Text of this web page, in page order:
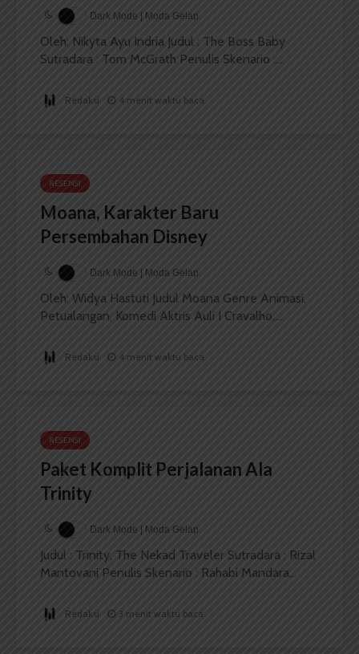
Dark Mode | Moda Gelap
Oleh: Nikyta Ayu Indria Judul : The Boss Baby
Sutradara : Tom McGrath Penulis Skenario :...
Redaksi 4 menit waktu baca
RESENSI
Moana, Karakter Baru
Persembahan Disney
Dark Mode | Moda Gelap
Oleh: Widya Hastuti Judul Moana Genre Animasi,
Petualangan, Komedi Aktris Auli I Cravalho,...
Redaksi 4 menit waktu baca
RESENSI
Paket Komplit Perjalanan Ala
Trinity
Dark Mode | Moda Gelap
Judul : Trinity, The Nekad Traveler Sutradara : Rizal
Mantovani Penulis Skenario : Rahabi Mandara...
Redaksi 3 menit waktu baca